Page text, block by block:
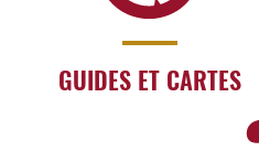
GUIDES ET CARTES